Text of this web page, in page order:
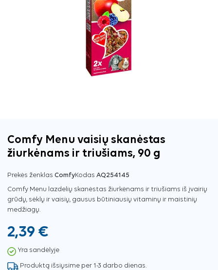
Comfy Menu vaisių skanėstas
žiurkėnams ir triušiams, 90 g
Prekės ženklas ComfyKodas AQ254145
Comfy Menu lazdelių skanėstas žiurkėnams ir triušiams iš įvairių
grūdų, sėklų ir vaisių, gausus būtiniausių vitaminų ir maistinių
medžiagų.
2,39 €
Yra sandėlyje
Produktą išsiųsime per 1-3 darbo dienas.